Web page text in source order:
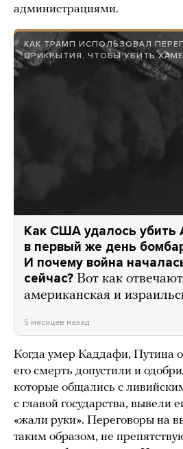
администрациями.
КАК ТРАМП ИСПОЛЬЗОВАЛ
ПРИКРЫТИЯ, ЧТОБЫ УБИТЬ
Как США удалось убить
в первый же день
И почему война
сейчас? Вот как
американская и
5 месяцев назад
Когда умер Каддафи, Путина
его смерть допустили и
которые общались с
с главой государства, вывели
«жали руки». Переговоры на
таким образом, не